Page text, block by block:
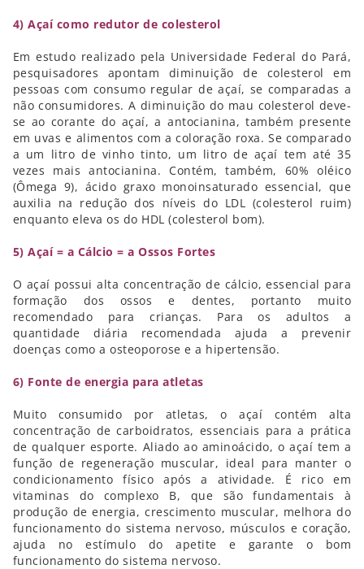
4) Açaí como redutor de colesterol
Em estudo realizado pela Universidade Federal do Pará,
pesquisadores apontam diminuição de colesterol em
pessoas com consumo regular de açaí, se comparadas a
não consumidores. A diminuição do mau colesterol deve-
se ao corante do açaí, a antocianina, também presente
em uvas e alimentos com a coloração roxa. Se comparado
a um litro de vinho tinto, um litro de açaí tem até 35
vezes mais antocianina. Contém, também, 60% oléico
(Ômega 9), ácido graxo monoinsaturado essencial, que
auxilia na redução dos níveis do LDL (colesterol ruim)
enquanto eleva os do HDL (colesterol bom).
5) Açaí = a Cálcio = a Ossos Fortes
O açaí possui alta concentração de cálcio, essencial para
formação dos ossos e dentes, portanto muito
recomendado para crianças. Para os adultos a
quantidade diária recomendada ajuda a prevenir
doenças como a osteoporose e a hipertensão.
6) Fonte de energia para atletas
Muito consumido por atletas, o açaí contém alta
concentração de carboidratos, essenciais para a prática
de qualquer esporte. Aliado ao aminoácido, o açaí tem a
função de regeneração muscular, ideal para manter o
condicionamento físico após a atividade. É rico em
vitaminas do complexo B, que são fundamentais à
produção de energia, crescimento muscular, melhora do
funcionamento do sistema nervoso, músculos e coração,
ajuda no estímulo do apetite e garante o bom
funcionamento do sistema nervoso.